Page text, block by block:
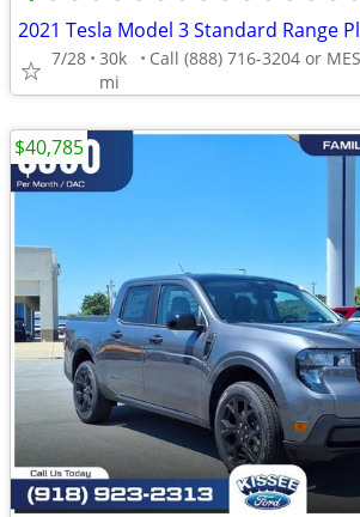
7/28 30k
mi
$40,785